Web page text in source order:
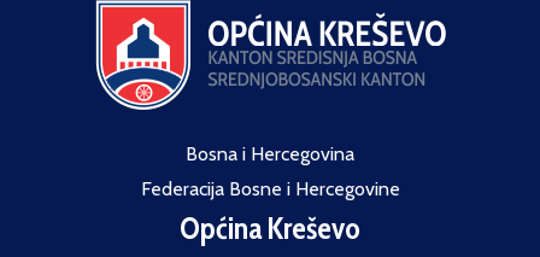
Bosna i Hercegovina
Federacija Bosne i Hercegovine
Općina Kreševo